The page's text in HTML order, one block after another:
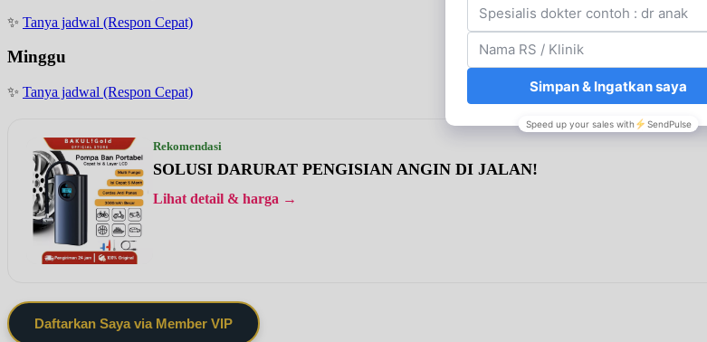
✨ Tanya jadwal (Respon Cepat)
Minggu
✨ Tanya jadwal (Respon Cepat)
Rekomendasi
SOLUSI DARURAT PENGISIAN ANGIN DI JALAN!
Lihat detail & harga →
Daftarkan Saya via Member VIP